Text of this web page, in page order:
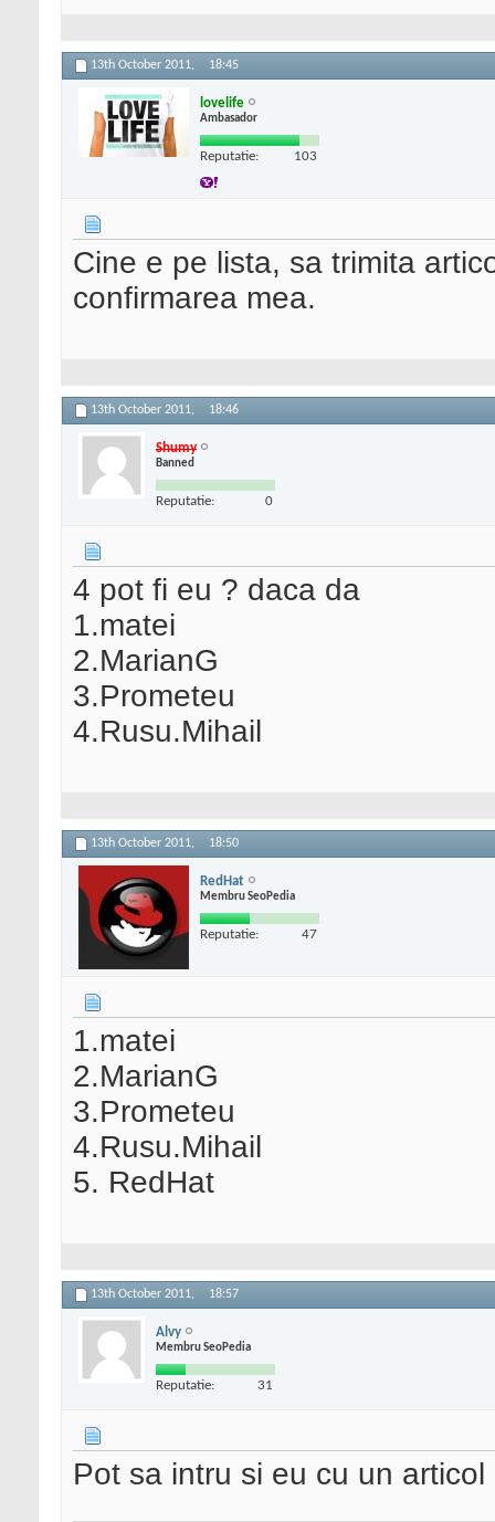
13th October 2011, 18:45
lovelife
Ambasador
Reputatie: 103
Cine e pe lista, sa trimita
confirmarea mea.
13th October 2011, 18:46
Shumy
Banned
Reputatie: 0
4 pot fi eu ? daca da
1.matei
2.MarianG
3.Prometeu
4.Rusu.Mihail
13th October 2011, 18:50
RedHat
Membru SeoPedia
Reputatie: 47
1.matei
2.MarianG
3.Prometeu
4.Rusu.Mihail
5. RedHat
13th October 2011, 18:57
Alvy
Membru SeoPedia
Reputatie: 31
Pot sa intru si eu cu un